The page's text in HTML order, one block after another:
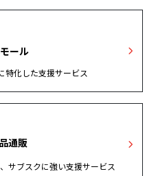
ール
特化した支援サービス
通販
サブスクに強い支援サービス